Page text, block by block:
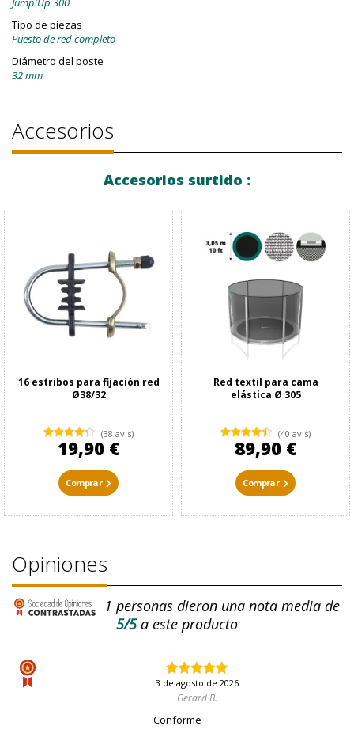
Tipo de piezas
Puesto de red completo
Diámetro del poste
32 mm
Accesorios
Accesorios surtido :
16 estribos para fijación red
Ø38/32
(38 avis)
19,90 €
Comprar
Red textil para cama
elástica Ø 305
(40 avis)
89,90 €
Comprar
Opiniones
1 personas dieron una nota media de
5/5a este producto
3 de agosto de 2026
Gerard B.
Conforme